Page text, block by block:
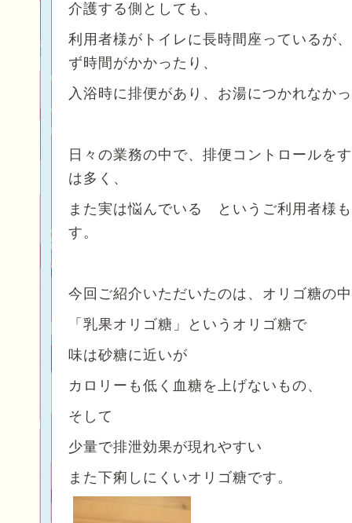
介護する側としても、
利用者様がトイレに長時間座っているが
ず時間がかかったり、
入浴時に排便があり、お湯につかれなか
日々の業務の中で、排便コントロールを
は多く、
また実は悩んでいる というご利用者様
す。
今回ご紹介いただいたのは、オリゴ糖の
「乳果オリゴ糖」というオリゴ糖で
味は砂糖に近いが
カロリーも低く血糖を上げないもの、
そして
少量で排泄効果が現れやすい
また下痢しにくいオリゴ糖です。